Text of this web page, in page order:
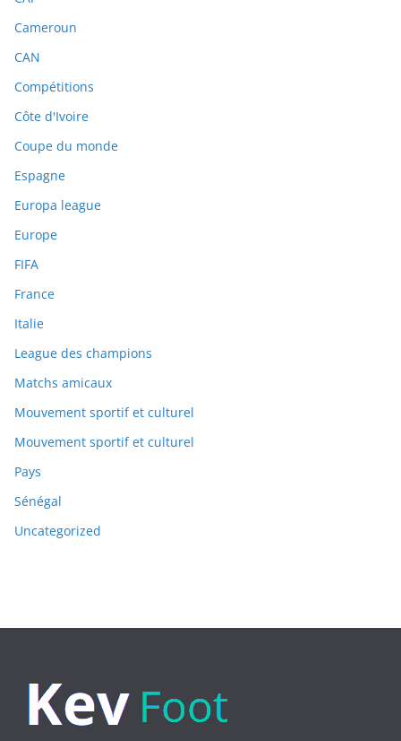
Cameroun
CAN
Compétitions
Côte d'Ivoire
Coupe du monde
Espagne
Europa league
Europe
FIFA
France
Italie
League des champions
Matchs amicaux
Mouvement sportif et culturel
Mouvement sportif et culturel
Pays
Sénégal
Uncategorized